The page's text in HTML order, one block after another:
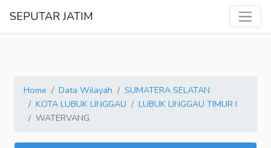
SEPUTAR JATIM
Home Data Wilayah
SUMATERA SELATAN
KOTA LUBUK LINGGAU
LUBUK LINGGAU TIMUR I
WATERVANG